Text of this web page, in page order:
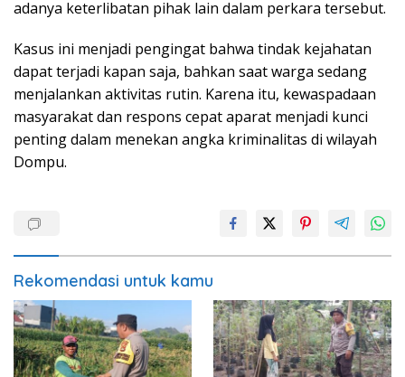
adanya keterlibatan pihak lain dalam perkara tersebut.
Kasus ini menjadi pengingat bahwa tindak kejahatan
dapat terjadi kapan saja, bahkan saat warga sedang
menjalankan aktivitas rutin. Karena itu, kewaspadaan
masyarakat dan respons cepat aparat menjadi kunci
penting dalam menekan angka kriminalitas di wilayah
Dompu.
Rekomendasi untuk kamu